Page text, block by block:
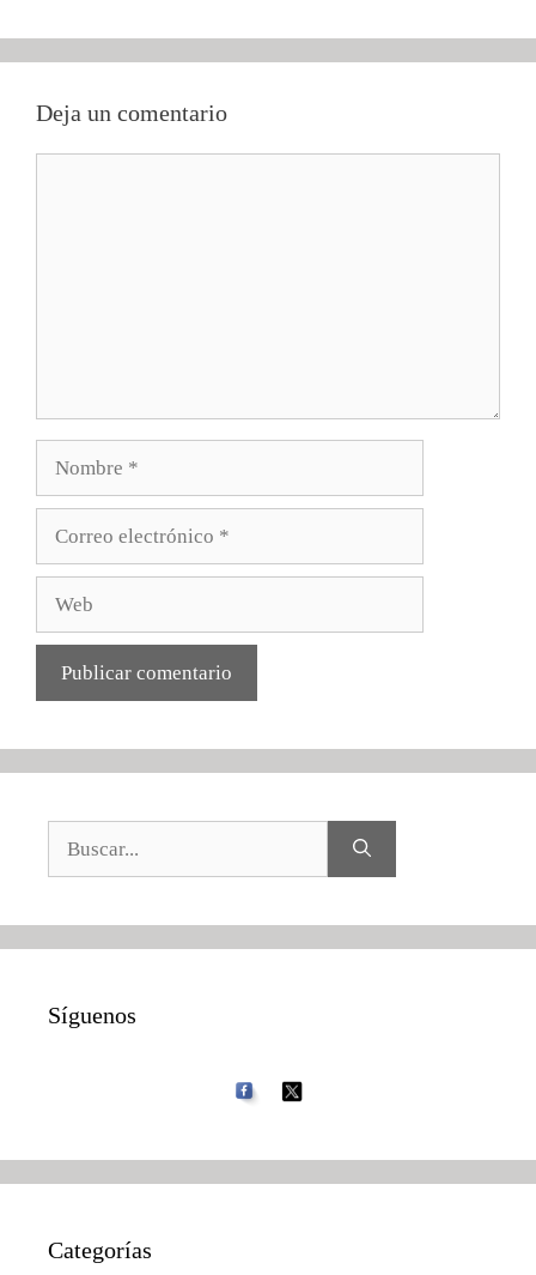
Deja un comentario
Síguenos
Categorías